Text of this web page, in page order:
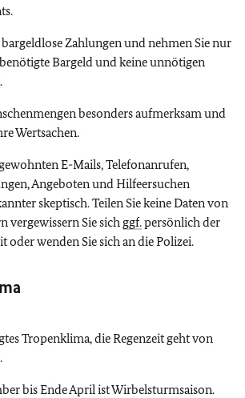
Zahlungen und nehmen Sie nur
Bargeld und keine unnötigen
besonders aufmerksam und
Wertsachen.
E-Mails, Telefonanrufen,
Angeboten und Hilfeersuchen
skeptisch. Teilen Sie keine Daten von
vergewissern Sie sich ggf.persönlich der
oder wenden Sie sich an die Polizei.
Tropenklima, die Regenzeit geht von
bis Ende April ist Wirbelsturmsaison.